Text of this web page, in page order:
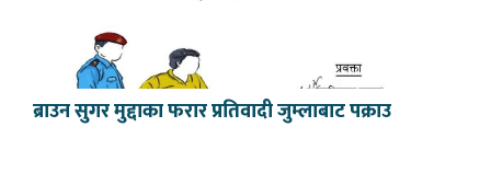
ब्राउन सुगर मुद्दाका फरार प्रतिवादी जुम्लाबाट पक्राउ